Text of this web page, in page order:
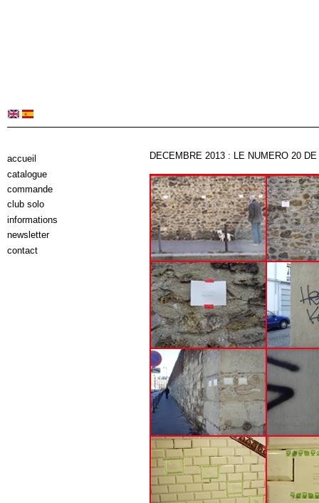
DECEMBRE 2013 : LE NUMERO 20
accueil
catalogue
commande
club solo
informations
newsletter
contact